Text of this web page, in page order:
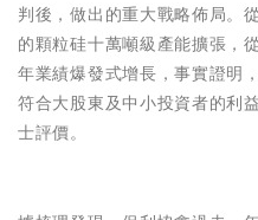
判後，做出的重大戰略佈局。
的顆粒硅十萬噸級產能擴張，
年業績爆發式增長，事實證明
符合大股東及中小投資者的利
士評價。